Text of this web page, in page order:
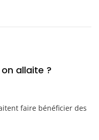
allaite ?
faire bénéficier des